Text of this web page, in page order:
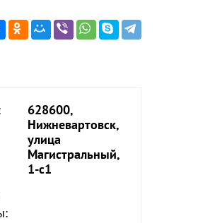
628600,
Нижневартовск,
улица
Магистральный,
1-с1